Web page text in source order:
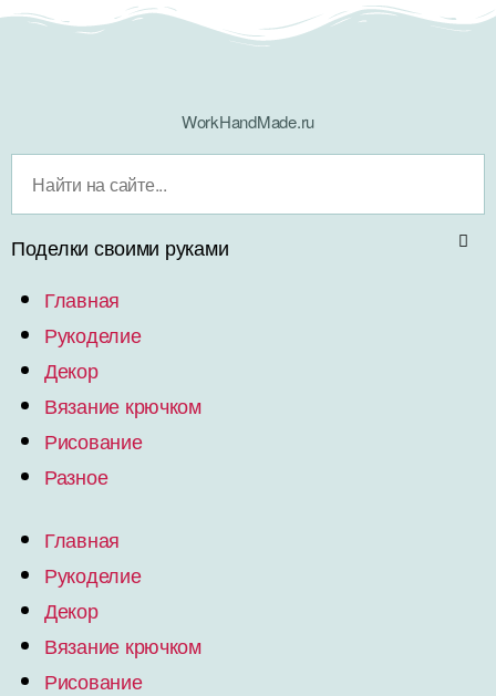
WorkHandMade.ru
Поделки своими руками
Главная
Рукоделие
Декор
Вязание крючком
Рисование
Разное
Главная
Рукоделие
Декор
Вязание крючком
Рисование